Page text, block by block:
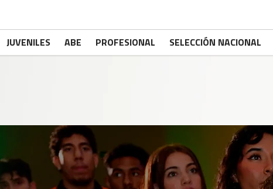
JUVENILES ABE PROFESIONAL SELECCIÓN NACIONAL